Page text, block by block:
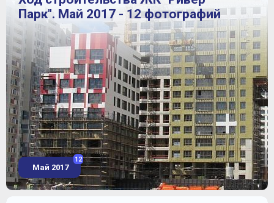
Парк". Май 2017 - 12 фотографий
Май 2017
12